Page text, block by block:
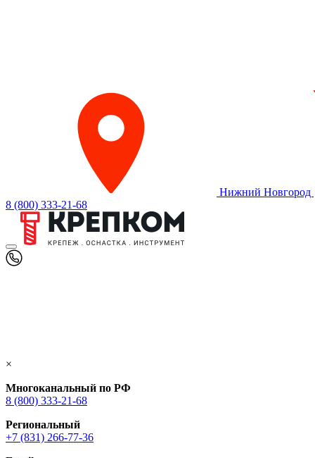
Нижний Новгород
8 (800) 333-21-68
×
Многоканальный по РФ
8 (800) 333‑21-68
Региональный
+7 (831) 266-77-36